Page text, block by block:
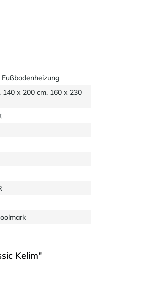
140 x 200 cm, 160 x 230
Kelim"